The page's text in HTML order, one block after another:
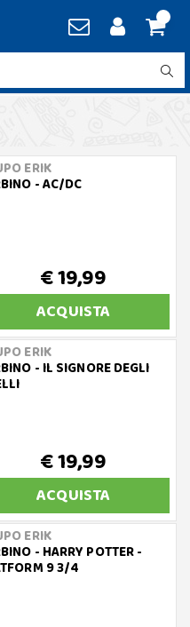
ERIK
- AC/DC
€ 19,99
ACQUISTA
ERIK
- IL SIGNORE DEGLI
€ 19,99
ACQUISTA
ERIK
- HARRY POTTER -
9 3/4